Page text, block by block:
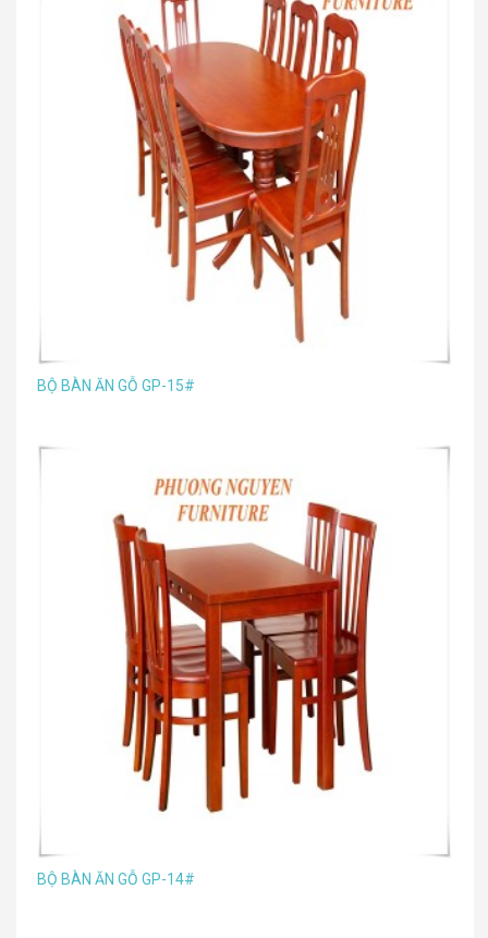
BỘ BÀN ĂN GỖ GP-15#
BỘ BÀN ĂN GỖ GP-14#